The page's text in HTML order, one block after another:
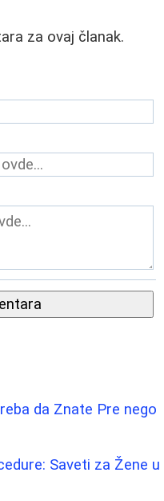
za ovaj članak.
da Znate Pre nego
Saveti za Žene u